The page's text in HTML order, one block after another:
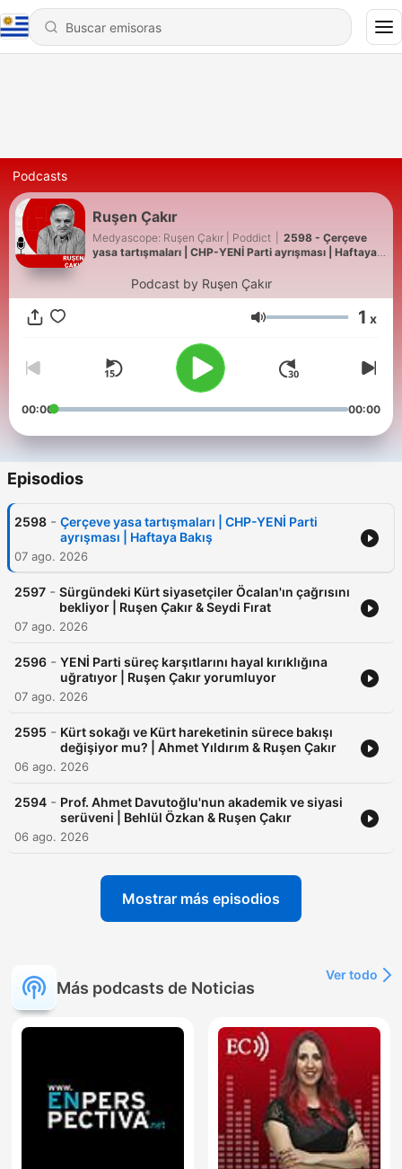
Podcasts
Ruşen Çakır
Medyascope: Ruşen Çakır | Poddict
2598 - Çerçeve
yasa tartışmaları | CHP-YENİ Parti ayrışması | Haftaya
Podcast by Ruşen Çakır
Volumen 1 x
00:00 00:00
Episodios
2598 - Çerçeve yasa tartışmaları | CHP-YENİ Parti
ayrışması | Haftaya Bakış
07 ago. 2026
2597 - Sürgündeki Kürt siyasetçiler Öcalan'ın çağrısını
bekliyor | Ruşen Çakır & Seydi Fırat
07 ago. 2026
2596 - YENİ Parti süreç karşıtlarını hayal kırıklığına
uğratıyor | Ruşen Çakır yorumluyor
07 ago. 2026
2595 - Kürt sokağı ve Kürt hareketinin sürece bakışı
değişiyor mu? | Ahmet Yıldırım & Ruşen Çakır
06 ago. 2026
2594 - Prof. Ahmet Davutoğlu'nun akademik ve siyasi
serüveni | Behlül Özkan & Ruşen Çakır
06 ago. 2026
Mostrar más episodios
Más podcasts de Noticias
Ver todo